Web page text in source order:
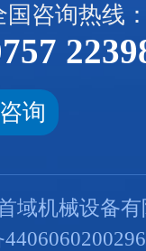
国咨询热线
询
域机械设备